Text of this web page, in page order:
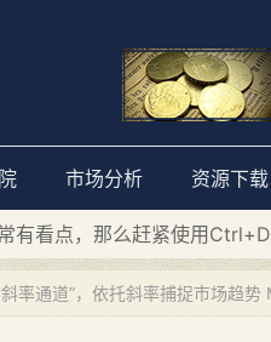
市场分析 资源下载
板块，欢迎大家访问！---“量
有看点，那么赶紧使用
率通道”，依托斜率捕捉市场趋势